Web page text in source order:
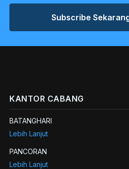
Subscribe
KANTOR CABANG
BATANGHARI
Lebih Lanjut
PANCORAN
Lebih Lanjut